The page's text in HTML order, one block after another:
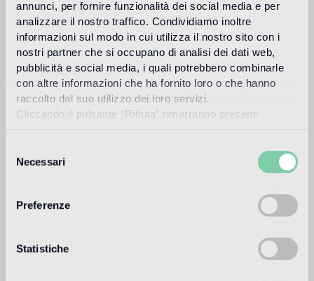
annunci, per fornire funzionalità dei social media e per
analizzare il nostro traffico. Condividiamo inoltre
informazioni sul modo in cui utilizza il nostro sito con i
nostri partner che si occupano di analisi dei dati web,
pubblicità e social media, i quali potrebbero combinarle
con altre informazioni che ha fornito loro o che hanno
raccolto dal suo utilizzo dei loro servizi.
Cliccando il pulsante “Rifiuta” rimarranno presenti
tecnici.
delNecessari
Preferenze
Statistiche
Pavimento interno
pavimento a medio traffico di ambienti residenziali e commerciali
(negozi, ristoranti ecc.)
Pavimento esterno
non adatto
Piscina e SPA
Rivestimento interno